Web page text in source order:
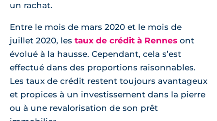
un rachat.
Entre le mois de mars 2020 et le mois de
juillet 2020, les taux de crédit à Rennes ont
évolué à la hausse. Cependant, cela s’est
effectué dans des proportions raisonnables.
Les taux de crédit restent toujours avantageux
et propices à un investissement dans la pierre
ou à une revalorisation de son prêt